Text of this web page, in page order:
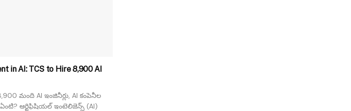
in AI: TCS to Hire 8,900 AI
మంది AI ఇంజినీర్లు, AI కంపెనీల
ఏంటి? ఆర్టిఫిషియల్ ఇంటెలిజెన్స్ (AI)